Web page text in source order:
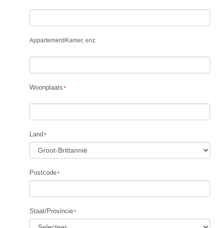
Appartement/Kamer, enz.
Woonplaats
Land
Postcode
Staat/Provincie